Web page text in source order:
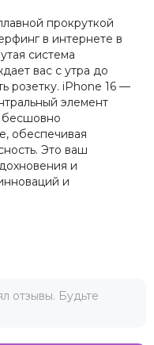
прокруткой
в интернете в
система
вас с утра до
розетку. iPhone 16 —
элемент
обеспечивая
Это ваш
и
и
отзывы. Будьте